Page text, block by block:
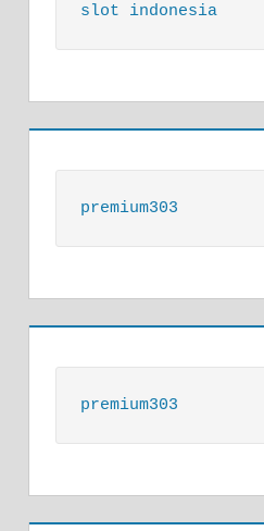
slot indonesia
premium303
premium303